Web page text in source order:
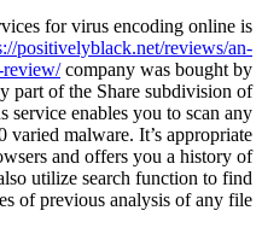
for virus encoding online is
positivelyblack.net/reviews/an-
review/company was bought by
part of the Share subdivision of
enables you to scan any
malware. It’s appropriate
and offers you a history of
utilize search function to find
of previous analysis of any file.